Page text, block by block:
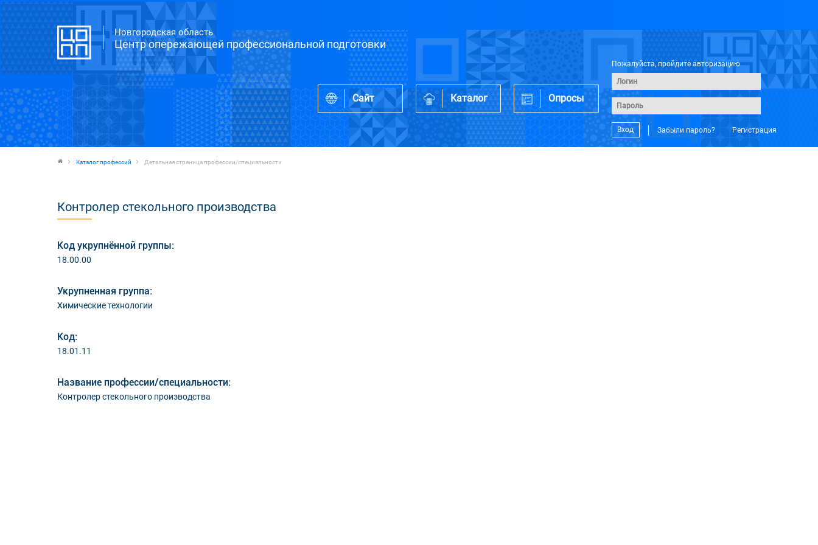
Новгородская область
Центр опережающей профессиональной подготовки
Сайт Каталог Опросы
Пожалуйста, пройдите авторизацию
Вход Забыли пароль? Регистрация
Каталог профессий Детальная страница профессии/специальности
Контролер стекольного производства
Код укрупнённой группы:
18.00.00
Укрупненная группа:
Химические технологии
Код:
18.01.11
Название профессии/специальности:
Контролер стекольного производства